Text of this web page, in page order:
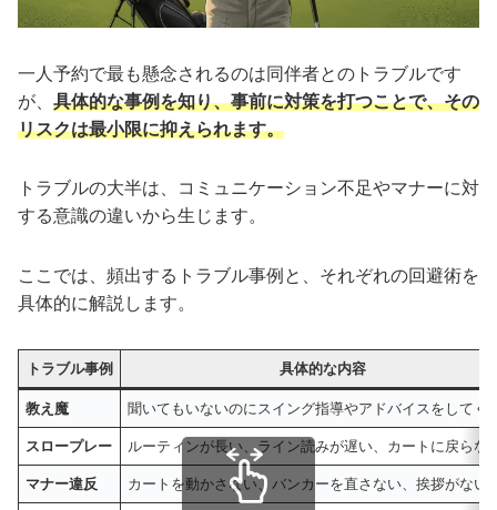
一人予約で最も懸念されるのは同伴者とのトラブルです
が、 具体的な事例を知り、事前に対策を打つことで、その
リスクは最小限に抑えられます。
トラブルの大半は、コミュニケーション不足やマナーに対
する意識の違いから生じます。
ここでは、頻出するトラブル事例と、それぞれの回避術を
具体的に解説します。
トラブル事例 具体的な内容
教え魔 聞いてもいないのにスイング指導やアドバイスをしてく
スロープレー ルーティンが長い、ライン読みが遅い、カートに戻らな
マナー違反 カートを動かさない、バンカーを直さない、挨拶がない